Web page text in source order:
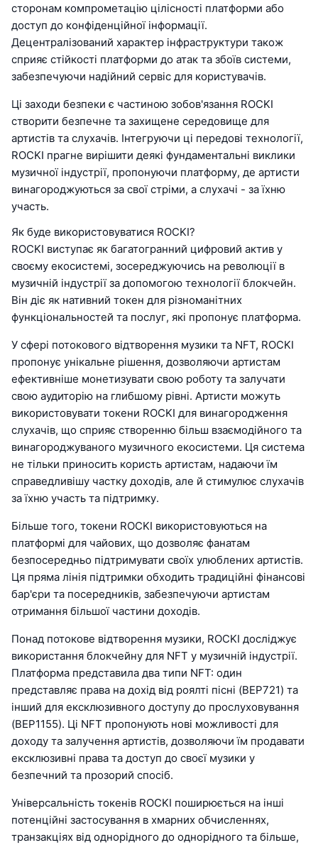
сторонам компрометацію цілісності платформи або
доступ до конфіденційної інформації.
Децентралізований характер інфраструктури також
сприяє стійкості платформи до атак та збоїв системи,
забезпечуючи надійний сервіс для користувачів.
Ці заходи безпеки є частиною зобов'язання ROCKI
створити безпечне та захищене середовище для
артистів та слухачів. Інтегруючи ці передові технології,
ROCKI прагне вирішити деякі фундаментальні виклики
музичної індустрії, пропонуючи платформу, де артисти
винагороджуються за свої стріми, а слухачі - за їхню
участь.
Як буде використовуватися ROCKI?
ROCKI виступає як багатогранний цифровий актив у
своєму екосистемі, зосереджуючись на революції в
музичній індустрії за допомогою технології блокчейн.
Він діє як нативний токен для різноманітних
функціональностей та послуг, які пропонує платформа.
У сфері потокового відтворення музики та NFT, ROCKI
пропонує унікальне рішення, дозволяючи артистам
ефективніше монетизувати свою роботу та залучати
свою аудиторію на глибшому рівні. Артисти можуть
використовувати токени ROCKI для винагородження
слухачів, що сприяє створенню більш взаємодійного та
винагороджуваного музичного екосистеми. Ця система
не тільки приносить користь артистам, надаючи їм
справедливішу частку доходів, але й стимулює слухачів
за їхню участь та підтримку.
Більше того, токени ROCKI використовуються на
платформі для чайових, що дозволяє фанатам
безпосередньо підтримувати своїх улюблених артистів.
Ця пряма лінія підтримки обходить традиційні фінансові
бар'єри та посередників, забезпечуючи артистам
отримання більшої частини доходів.
Понад потокове відтворення музики, ROCKI досліджує
використання блокчейну для NFT у музичній індустрії.
Платформа представила два типи NFT: один
представляє права на дохід від роялті пісні (BEP721) та
інший для ексклюзивного доступу до прослуховування
(BEP1155). Ці NFT пропонують нові можливості для
доходу та залучення артистів, дозволяючи їм продавати
ексклюзивні права та доступ до своєї музики у
безпечний та прозорий спосіб.
Універсальність токенів ROCKI поширюється на інші
потенційні застосування в хмарних обчисленнях,
транзакціях від однорідного до однорідного та більше,